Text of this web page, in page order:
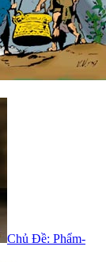
Chủ Đề: Phẩm-